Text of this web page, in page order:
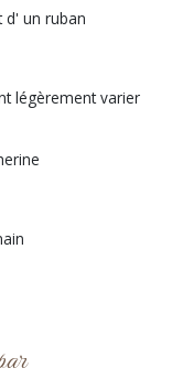
d' un ruban
légèrement varier